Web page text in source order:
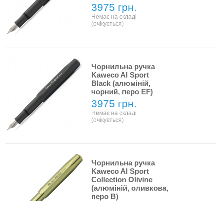
3975 грн.
Немає на складі
(очікується)
Чорнильна ручка
Kaweco Al Sport
Black (алюміній,
чорний, перо EF)
3975 грн.
Немає на складі
(очікується)
Чорнильна ручка
Kaweco Al Sport
Collection Olivine
(алюміній, оливкова,
перо B)